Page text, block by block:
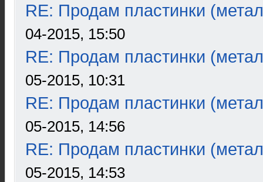
RE: Продам пластинки
04-2015, 15:50
RE: Продам пластинки
05-2015, 10:31
RE: Продам пластинки
05-2015, 14:56
RE: Продам пластинки
05-2015, 14:53